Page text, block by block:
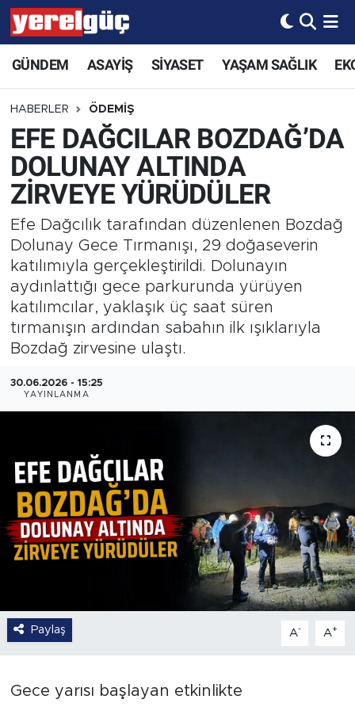
GÜNDEM ASAYİŞ SİYASET YAŞAM SAĞLIK
HABERLER ÖDEMİŞ
EFE DAĞCILAR BOZDAĞ’DA
DOLUNAY ALTINDA
ZİRVEYE YÜRÜDÜLER
Efe Dağcılık tarafından düzenlenen Bozdağ
Dolunay Gece Tırmanışı, 29 doğaseverin
katılımıyla gerçekleştirildi. Dolunayın
aydınlattığı gece parkurunda yürüyen
katılımcılar, yaklaşık üç saat süren
tırmanışın ardından sabahın ilk ışıklarıyla
Bozdağ zirvesine ulaştı.
30.06.2026 - 15:25
YAYINLANMA
Paylaş A- A+
Gece yarısı başlayan etkinlikte